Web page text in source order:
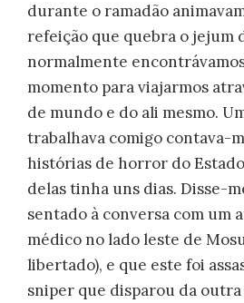
durante o ramadão
refeição que quebra o jejum
normalmente
momento para viajarmos
de mundo e do ali mesmo.
trabalhava comigo contava-
histórias de horror do
delas tinha uns dias. Disse-
sentado à conversa com um
médico no lado leste de
libertado), e que este foi
sniper que disparou da